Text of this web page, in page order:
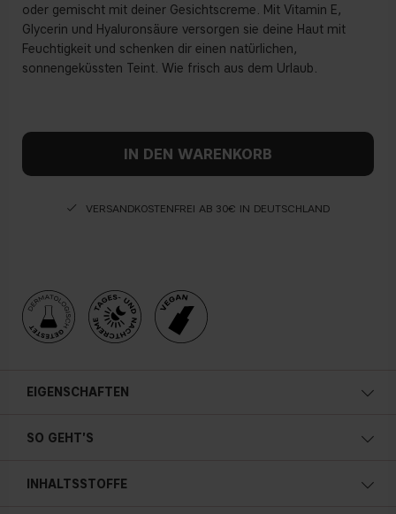
oder gemischt mit deiner Gesichtscreme. Mit Vitamin E,
Glycerin und Hyaluronsäure versorgen sie deine Haut mit
Feuchtigkeit und schenken dir einen natürlichen,
sonnengeküssten Teint. Wie frisch aus dem Urlaub.
IN DEN WARENKORB
VERSANDKOSTENFREI AB 30€ IN DEUTSCHLAND
EIGENSCHAFTEN
SO GEHT'S
INHALTSSTOFFE